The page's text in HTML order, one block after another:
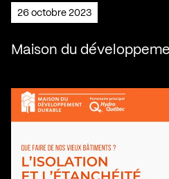
26 octobre 2023
Maison du